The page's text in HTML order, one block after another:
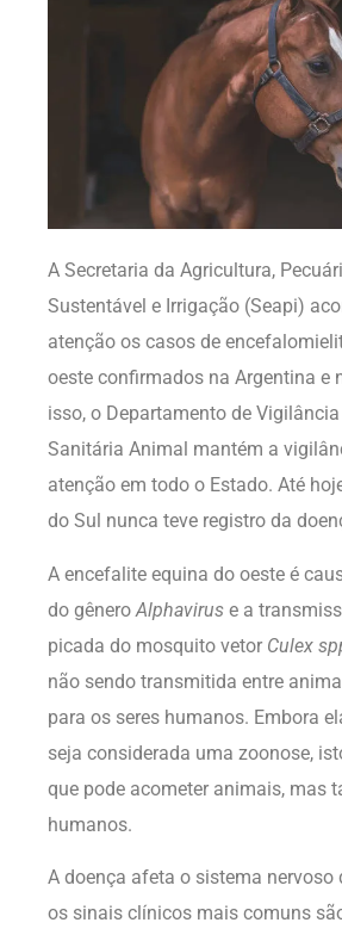
A Secretaria da Agricultura,
Sustentável e Irrigação (Seapi)
atenção os casos de
oeste confirmados na Argentina e
isso, o Departamento de
Sanitária Animal mantém a
atenção em todo o Estado. Até
do Sul nunca teve registro da
A encefalite equina do oeste é
do gênero Alphavirus e a
picada do mosquito vetor Culex
não sendo transmitida entre
para os seres humanos. Embora
seja considerada uma zoonose,
que pode acometer animais, mas
humanos.
A doença afeta o sistema nervoso
os sinais clínicos mais comuns